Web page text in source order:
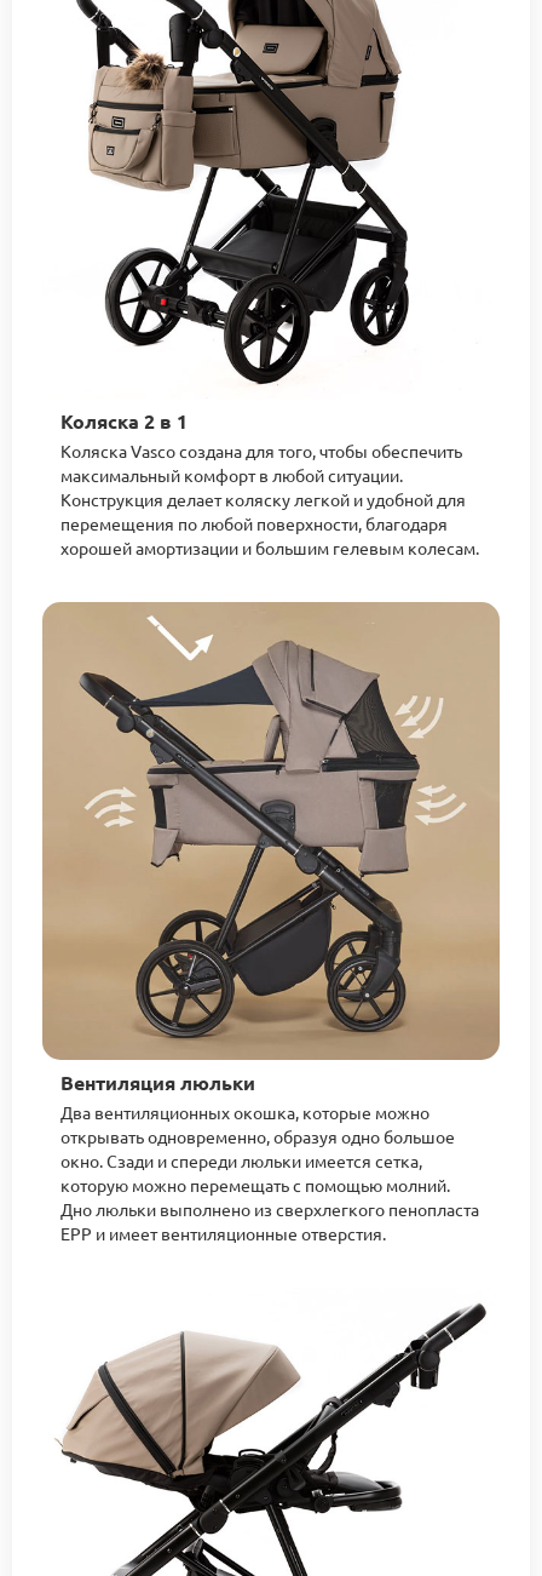
Коляска 2 в 1
Коляска Vasco создана для того, чтобы обеспечить
максимальный комфорт в любой ситуации.
Конструкция делает коляску легкой и удобной для
перемещения по любой поверхности, благодаря
хорошей амортизации и большим гелевым колесам.
Вентиляция люльки
Два вентиляционных окошка, которые можно
открывать одновременно, образуя одно большое
окно. Сзади и спереди люльки имеется сетка,
которую можно перемещать с помощью молний.
Дно люльки выполнено из сверхлегкого пенопласта
EPP и имеет вентиляционные отверстия.